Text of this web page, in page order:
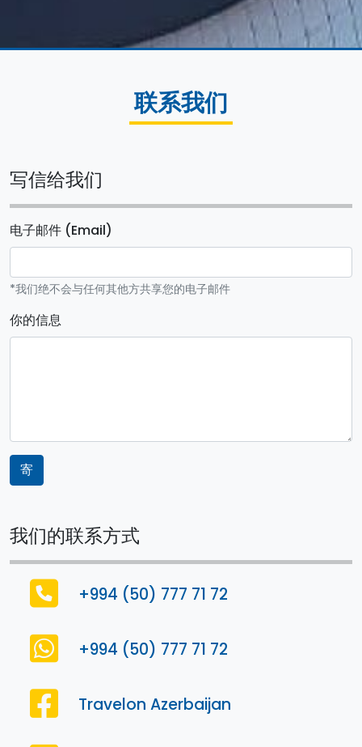
联系我们
写信给我们
电子邮件 (Email)
*我们绝不会与任何其他方共享您的电子邮件
你的信息
寄
我们的联系方式
+994 (50) 777 71 72
+994 (50) 777 71 72
Travelon Azerbaijan